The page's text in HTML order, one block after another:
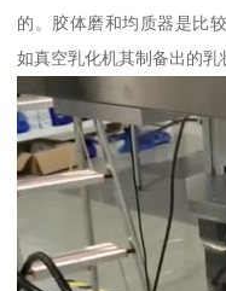
的。胶体磨和均质器是比
如真空乳化机其制备出的乳